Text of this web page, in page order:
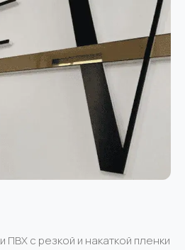
ПВХ с резкой и накаткой пленки